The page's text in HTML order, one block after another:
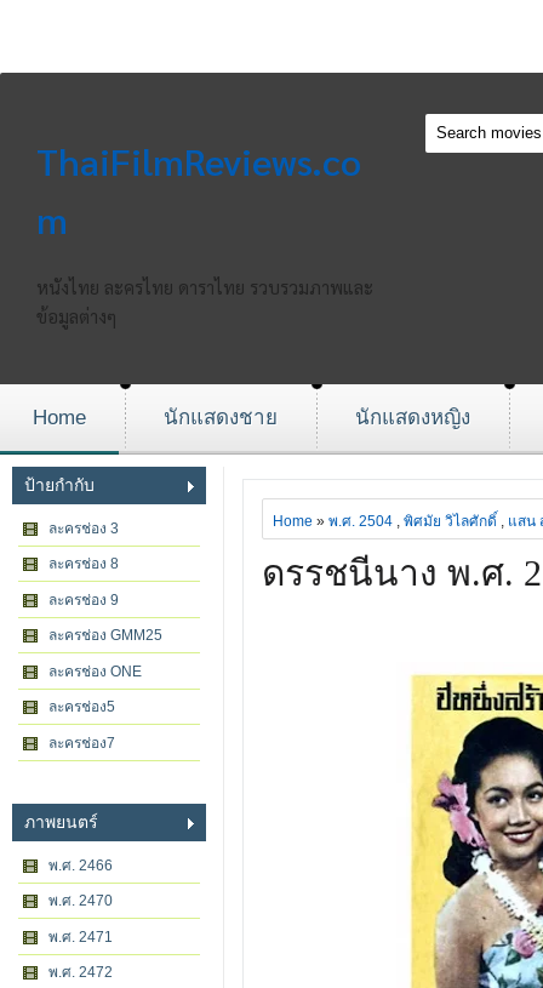
ThaiFilmReviews.co
m
หนังไทย ละครไทย ดาราไทย รวบรวมภาพและ
ข้อมูลต่างๆ
Home นักแสดงชาย นักแสดงหญิง
ป้ายกำกับ
ละครช่อง 3
ละครช่อง 8
ละครช่อง 9
ละครช่อง GMM25
ละครช่อง ONE
ละครช่อง5
ละครช่อง7
ภาพยนตร์
พ.ศ. 2466
พ.ศ. 2470
พ.ศ. 2471
พ.ศ. 2472
Home » พ.ศ. 2504 , พิศมัย วิไลศักดิ์ , แสน
ดรรชนีนาง พ.ศ.